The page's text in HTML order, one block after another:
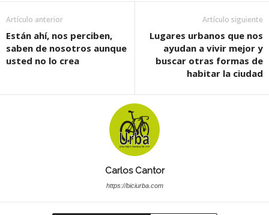
Artículo anterior
Están ahí, nos perciben,
saben de nosotros aunque
usted no lo crea
Artículo siguiente
Lugares urbanos que nos
ayudan a vivir mejor y
buscar otras formas de
habitar la ciudad
Carlos Cantor
https://biciurba.com